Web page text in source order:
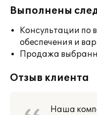
Выполнены
Консультации по
обеспечения и
Продажа
Отзыв клиента
Наша